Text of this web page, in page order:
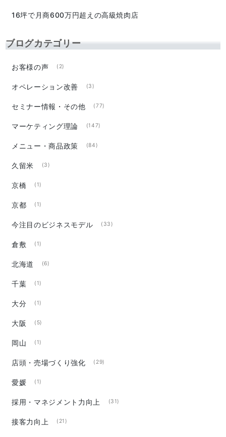
16坪で月商600万円超えの高級焼肉店
ブログカテゴリー
お客様の声 (2)
オペレーション改善 (3)
セミナー情報・その他 (77)
マーケティング理論 (147)
メニュー・商品政策 (84)
久留米 (3)
京橋 (1)
京都 (1)
今注目のビジネスモデル (33)
倉敷 (1)
北海道 (6)
千葉 (1)
大分 (1)
大阪 (5)
岡山 (1)
店頭・売場づくり強化 (29)
愛媛 (1)
採用・マネジメント力向上 (31)
接客力向上 (21)